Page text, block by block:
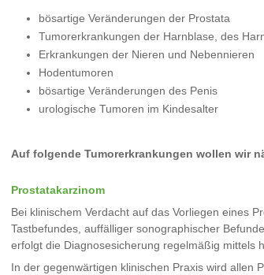
bösartige Veränderungen der Prostata
Tumorerkrankungen der Harnblase, des
Erkrankungen der Nieren und Nebennieren
Hodentumoren
bösartige Veränderungen des Penis
urologische Tumoren im Kindesalter
Auf folgende Tumorerkrankungen wollen wir
Prostatakarzinom
Bei klinischem Verdacht auf das Vorliegen eines
Tastbefundes, auffälliger sonographischer
erfolgt die Diagnosesicherung regelmäßig mittels
In der gegenwärtigen klinischen Praxis wird allen